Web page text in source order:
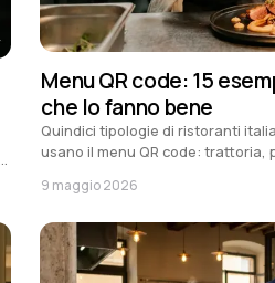
Menu QR code: 15
che lo fanno bene
Quindici tipologie di ristoranti
usano il menu QR code:
9 maggio 2026